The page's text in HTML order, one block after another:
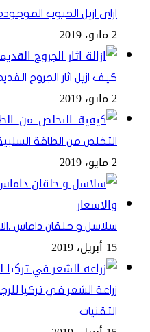
ازاى ازيل الحبوب
2 مايو، 2019
كيف ازيل اثار الجروح
2 مايو، 2019
التخلص من الطاقة
2 مايو، 2019
سلاسل و حلقان داماس ،الاشكال
15 أبريل، 2019
زراعة الشعر في تركيا
التقنيات